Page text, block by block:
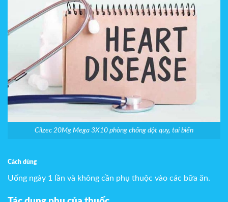
Cilzec 20Mg Mega 3X10 phòng chống đột quỵ, tai biến
Cách dùng
Uống ngày 1 lần và không cần phụ thuộc vào các bữa ăn.